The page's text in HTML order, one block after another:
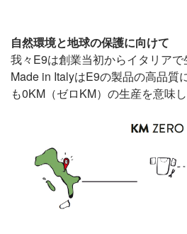
自然環境と地球の保護に向けて
我々E9は創業当初からイタリアで
Made in ItalyはE9の製品の高品質
も0KM（ゼロKM）の生産を意味し